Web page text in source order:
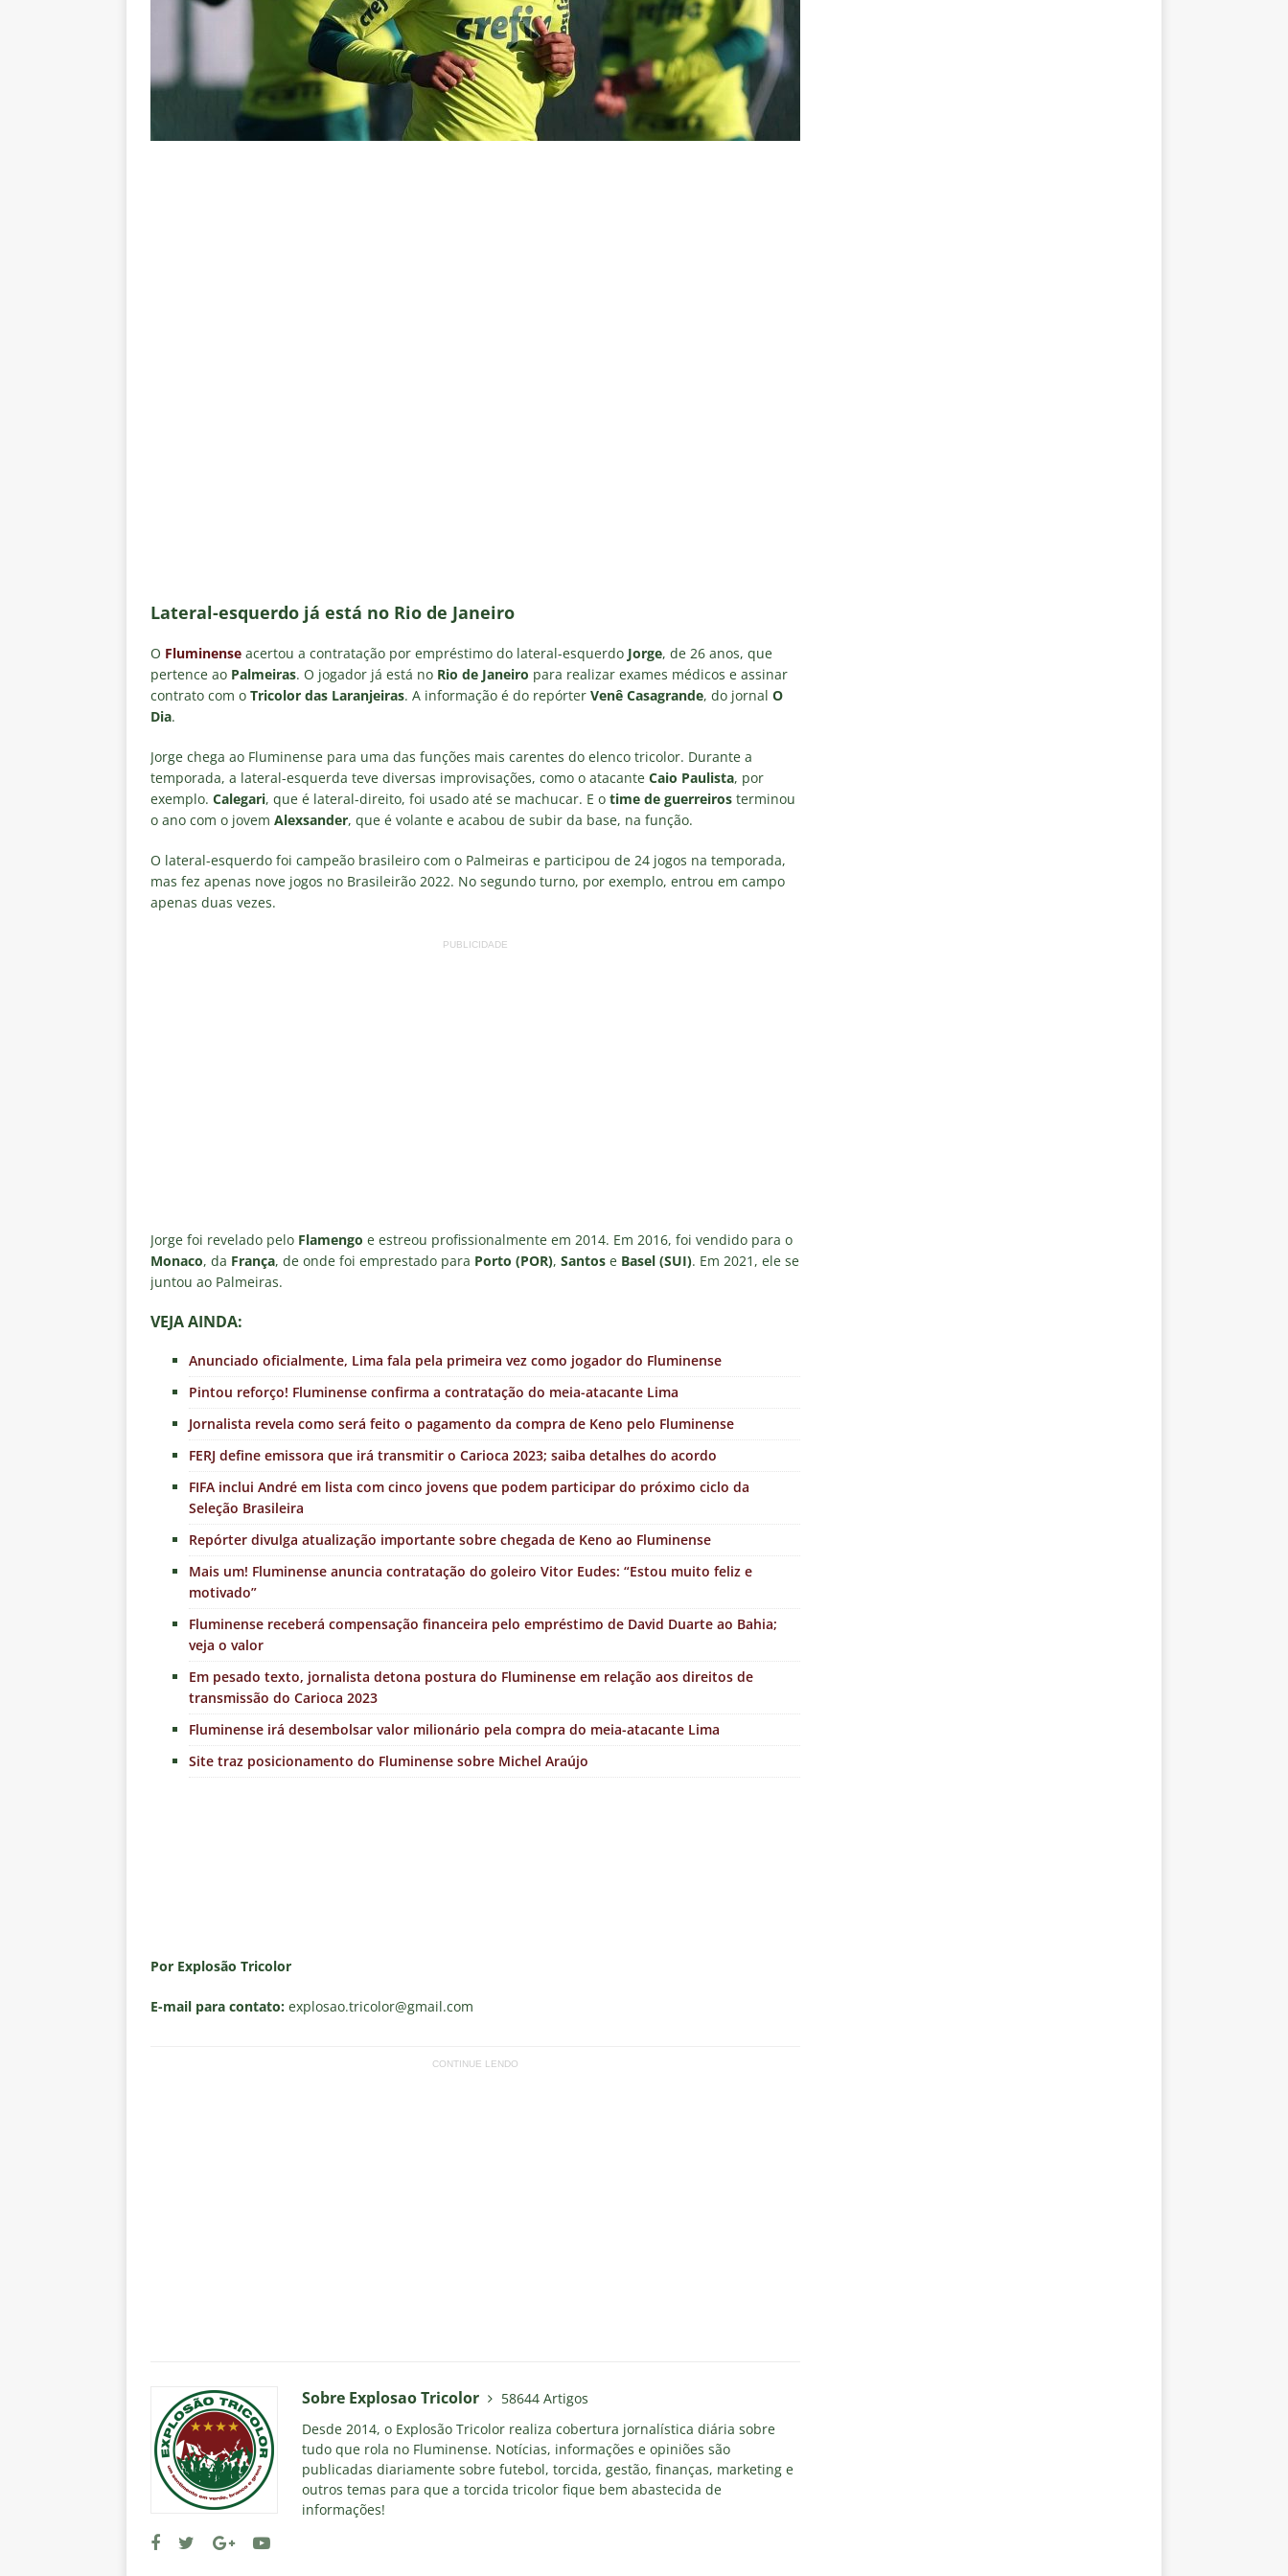
Rivadavia
NOTÍCIAS
[ 7 de agosto de 2026 ]
Urgente: Fluminense revela resultados dos exames de John Kennedy
NOTÍCIAS
[ 7 de agosto de 2026 ]
Rivadavia anuncia reforço de peso para enfrentar o Fluminense na
Libertadores
NOTÍCIAS
[ 7 de agosto de 2026 ]
Fluminense fecha sede social às pressas nesta sexta-feira; saiba o motivo
real
NOTÍCIAS
[ 7 de agosto de 2026 ] Crise política no Fluminense: Frente Ampla Tricolor publica análise dura
Lateral-esquerdo já está no Rio de Janeiro
O Fluminense acertou a contratação por empréstimo do lateral-esquerdo Jorge, de 26 anos, que
pertence ao Palmeiras. O jogador já está no Rio de Janeiro para realizar exames médicos e assinar
contrato com o Tricolor das Laranjeiras. A informação é do repórter Venê Casagrande, do jornal O
Dia.
Jorge chega ao Fluminense para uma das funções mais carentes do elenco tricolor. Durante a
temporada, a lateral-esquerda teve diversas improvisações, como o atacante Caio Paulista, por
exemplo. Calegari, que é lateral-direito, foi usado até se machucar. E o time de guerreiros terminou
o ano com o jovem Alexsander, que é volante e acabou de subir da base, na função.
O lateral-esquerdo foi campeão brasileiro com o Palmeiras e participou de 24 jogos na temporada,
mas fez apenas nove jogos no Brasileirão 2022. No segundo turno, por exemplo, entrou em campo
apenas duas vezes.
PUBLICIDADE
Jorge foi revelado pelo Flamengo e estreou profissionalmente em 2014. Em 2016, foi vendido para o
Monaco, da França, de onde foi emprestado para Porto (POR), Santos e Basel (SUI). Em 2021, ele se
juntou ao Palmeiras.
VEJA AINDA:
Anunciado oficialmente, Lima fala pela primeira vez como jogador do Fluminense
Pintou reforço! Fluminense confirma a contratação do meia-atacante Lima
Jornalista revela como será feito o pagamento da compra de Keno pelo Fluminense
FERJ define emissora que irá transmitir o Carioca 2023; saiba detalhes do acordo
FIFA inclui André em lista com cinco jovens que podem participar do próximo ciclo da
Seleção Brasileira
Repórter divulga atualização importante sobre chegada de Keno ao Fluminense
Mais um! Fluminense anuncia contratação do goleiro Vitor Eudes: “Estou muito feliz e
motivado”
Fluminense receberá compensação financeira pelo empréstimo de David Duarte ao Bahia;
veja o valor
Em pesado texto, jornalista detona postura do Fluminense em relação aos direitos de
transmissão do Carioca 2023
Fluminense irá desembolsar valor milionário pela compra do meia-atacante Lima
Site traz posicionamento do Fluminense sobre Michel Araújo
Por Explosão Tricolor
E-mail para contato: explosao.tricolor@gmail.com
CONTINUE LENDO
Sobre Explosao Tricolor
58644 Artigos
Desde 2014, o Explosão Tricolor realiza cobertura jornalística diária sobre
tudo que rola no Fluminense. Notícias, informações e opiniões são
publicadas diariamente sobre futebol, torcida, gestão, finanças, marketing e
outros temas para que a torcida tricolor fique bem abastecida de
informações!